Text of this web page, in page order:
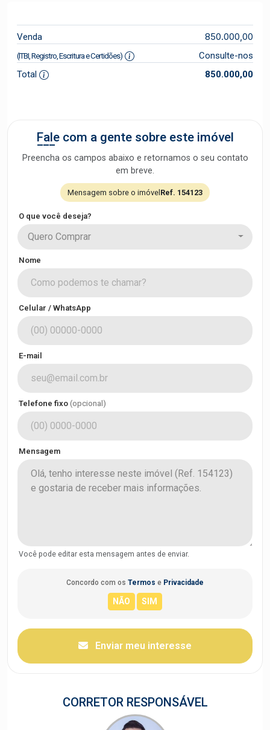
Venda 850.000,00
(ITBI, Registro, Escritura e Certidões)
Consulte-nos
Total
850.000,00
Fale com a gente sobre este imóvel
Preencha os campos abaixo e retornamos o seu contato
em breve.
Mensagem sobre o imóvelRef. 154123
O que você deseja?
Quero Comprar
Nome
Celular / WhatsApp
E-mail
Telefone fixo (opcional)
Mensagem
Você pode editar esta mensagem antes de enviar.
Concordo com os Termos e Privacidade
Enviar meu interesse
CORRETOR RESPONSÁVEL